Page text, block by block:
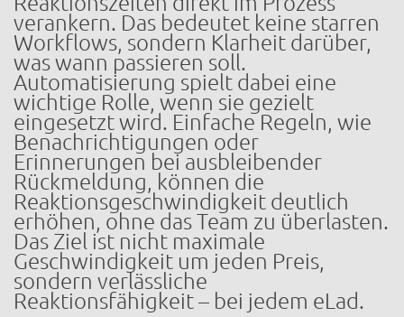
verankern. Das bedeutet keine starren
Workflows, sondern Klarheit darüber,
was wann passieren soll.
Automatisierung spielt dabei eine
wichtige Rolle, wenn sie gezielt
eingesetzt wird. Einfache Regeln, wie
Benachrichtigungen oder
Erinnerungen bei ausbleibender
Rückmeldung, können die
Reaktionsgeschwindigkeit deutlich
erhöhen, ohne das Team zu überlasten.
Das Ziel ist nicht maximale
Geschwindigkeit um jeden Preis,
sondern verlässliche
Reaktionsfähigkeit – bei jedem eLad.